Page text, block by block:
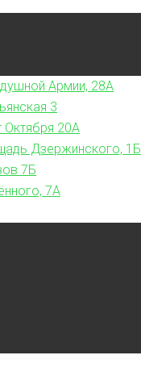
Армии, 28А
3
Октября 20А
Дзержинского, 1Б
7Б
7А